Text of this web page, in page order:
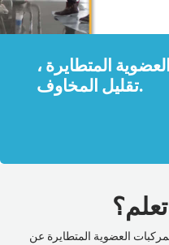
المتطايرة ،
تقليل المخاوف.
العضوية المتطايرة عن